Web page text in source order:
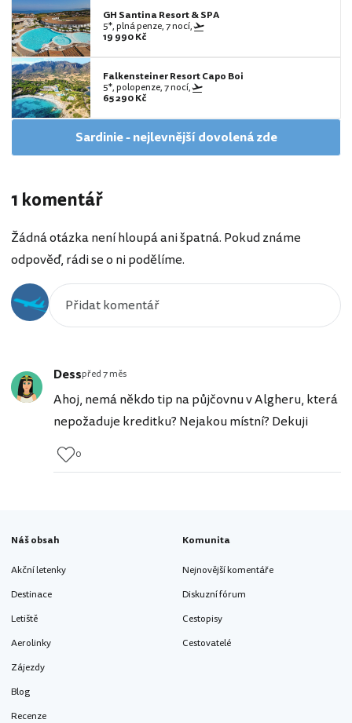
GH Santina Resort & SPA
5*, plná penze, 7 nocí,
19 990 Kč
Falkensteiner Resort Capo Boi
5*, polopenze, 7 nocí,
65 290 Kč
Sardinie - nejlevnější dovolená zde
1 komentář
Žádná otázka není hloupá ani špatná. Pokud známe
odpověď, rádi se o ni podělíme.
Desspřed 7 měs
Ahoj, nemá někdo tip na půjčovnu v Algheru, která
nepožaduje kreditku? Nejakou místní? Dekuji
0
Náš obsah
Akční letenky
Destinace
Letiště
Aerolinky
Zájezdy
Blog
Recenze
Komunita
Nejnovější komentáře
Diskuzní fórum
Cestopisy
Cestovatelé